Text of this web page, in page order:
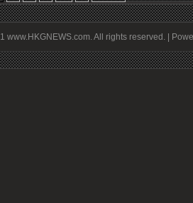
www.HKGNEWS.com. All rights reserved. |